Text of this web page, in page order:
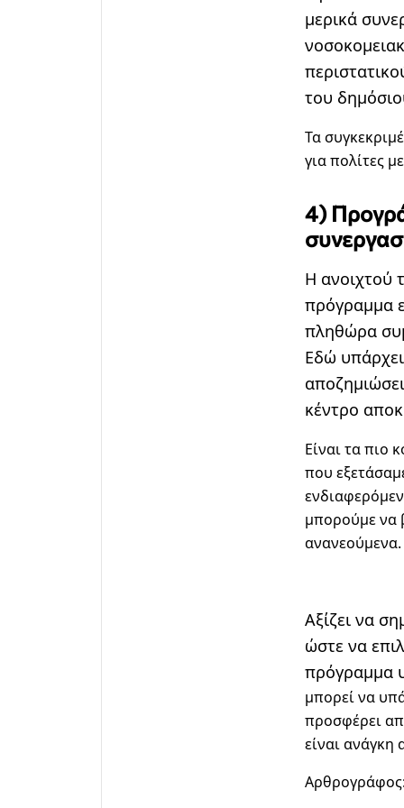
μερικά
του
Τα
για πολίτες
4)
Η ανοιχτού
πρόγραμμα
πληθώρα
Εδώ
κέντρο
Είναι τα πιο
που
μπορούμε να
ανανεούμενα.
Αξίζει να
ώστε να
πρόγραμμα
μπορεί να
προσφέρει
είναι ανάγκη